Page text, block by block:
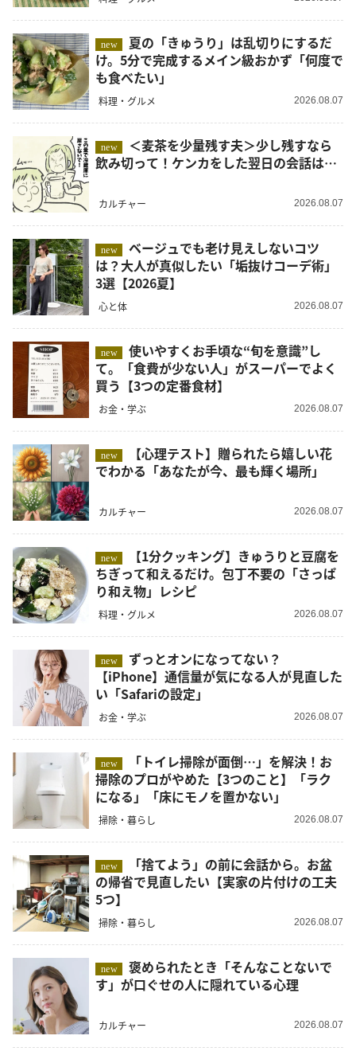
new
夏の「きゅうり」は乱切りにするだ
け。5分で完成するメイン級おかず「何度で
も食べたい」
料理・グルメ 2026.08.07
new
飲み切って！ケンカをした翌日の会話は…
カルチャー 2026.08.07
new
ベージュでも老け見えしないコツ
は？大人が真似したい「垢抜けコーデ術」
3選【2026夏】
心と体 2026.08.07
new
使いやすくお手頃な“旬を意識”し
て。「食費が少ない人」がスーパーでよく
買う【3つの定番食材】
お金・学ぶ 2026.08.07
new
でわかる「あなたが今、最も輝く場所」
カルチャー 2026.08.07
new
ちぎって和えるだけ。包丁不要の「さっぱ
り和え物」レシピ
料理・グルメ 2026.08.07
new
【iPhone】通信量が気になる人が見直した
い「Safariの設定」
お金・学ぶ 2026.08.07
new
掃除のプロがやめた【3つのこと】「ラク
になる」「床にモノを置かない」
掃除・暮らし 2026.08.07
new
の帰省で見直したい【実家の片付けの工夫
5つ】
掃除・暮らし 2026.08.07
new
褒められたとき「そんなことないで
す」が口ぐせの人に隠れている心理
カルチャー 2026.08.07